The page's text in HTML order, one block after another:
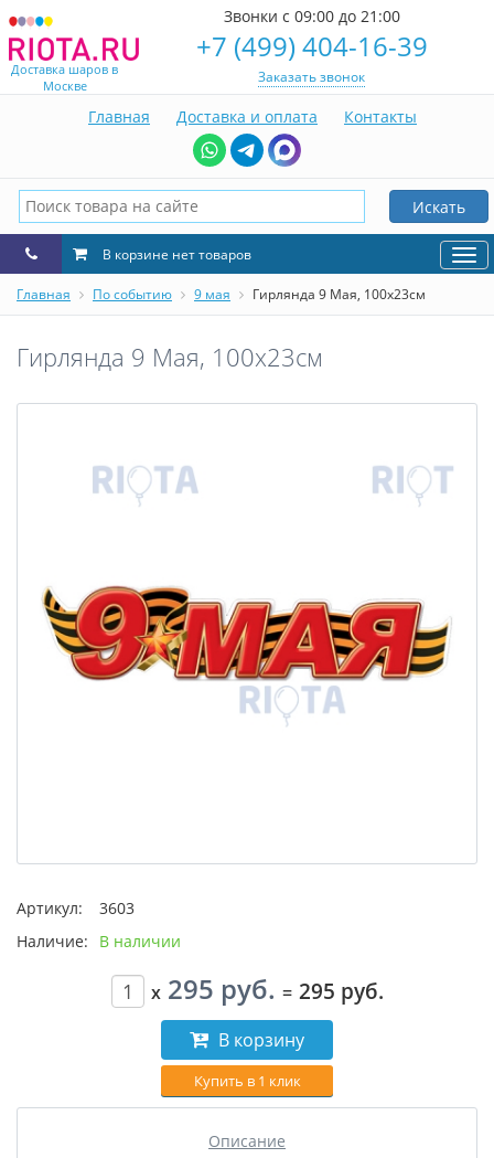
Доставка шаров в
Москве
Звонки с 09:00 до 21:00
+7 (499) 404-16-39
Заказать звонок
Главная Доставка и оплата Контакты
Искать
В корзине нет товаров
Главная По событию 9 мая Гирлянда 9 Мая, 100x23см
Гирлянда 9 Мая, 100x23см
Артикул:
3603
Наличие:
В наличии
x 295 руб. = 295 руб.
В корзину
Купить в 1 клик
Описание